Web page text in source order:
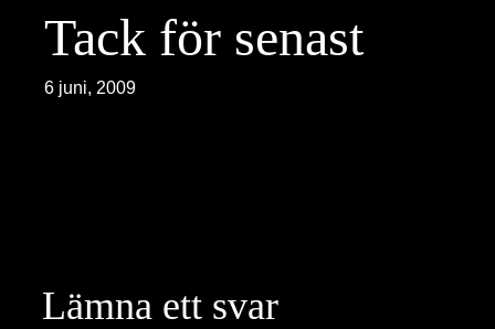
Tack för senast
6 juni, 2009
Lämna ett svar